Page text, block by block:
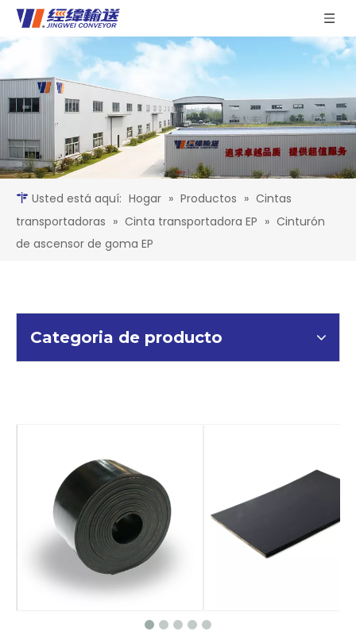
Usted está aquí: Hogar » Productos » Cintas
transportadoras » Cinta transportadora EP » Cinturón
de ascensor de goma EP
Categoria de producto